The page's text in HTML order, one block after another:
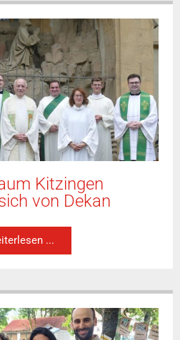
Kitzingen
von Dekan
...